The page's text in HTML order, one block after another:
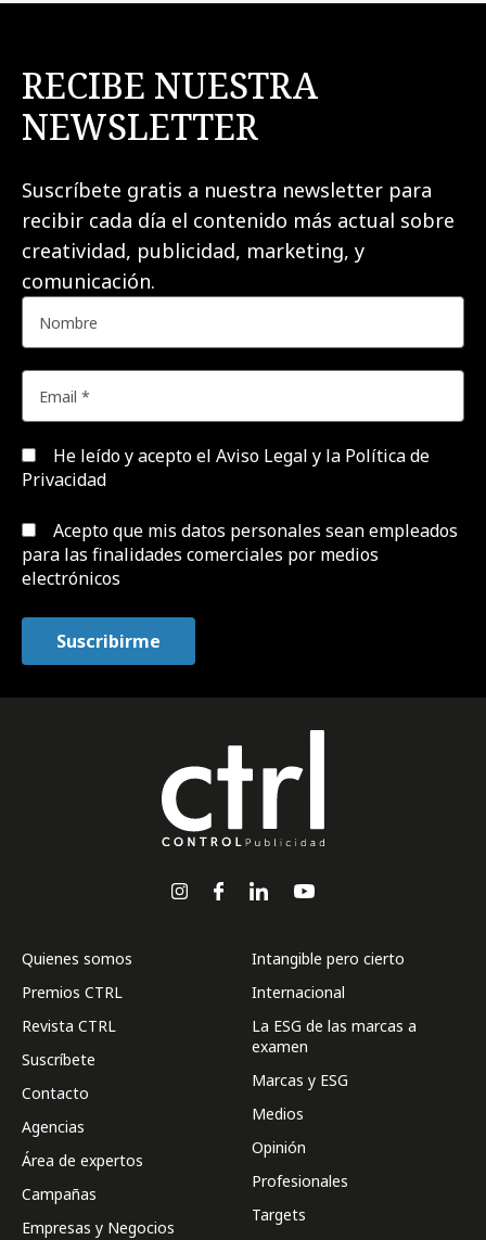
RECIBE NUESTRA
NEWSLETTER
Suscríbete gratis a nuestra newsletter para
recibir cada día el contenido más actual sobre
creatividad, publicidad, marketing, y
comunicación.
He leído y acepto el Aviso Legal y la Política de
Privacidad
Acepto que mis datos personales sean empleados
para las finalidades comerciales por medios
electrónicos
Quienes somos
Premios CTRL
Revista CTRL
Suscríbete
Contacto
Agencias
Área de expertos
Campañas
Empresas y Negocios
Intangible pero cierto
Internacional
La ESG de las marcas a
examen
Marcas y ESG
Medios
Opinión
Profesionales
Targets